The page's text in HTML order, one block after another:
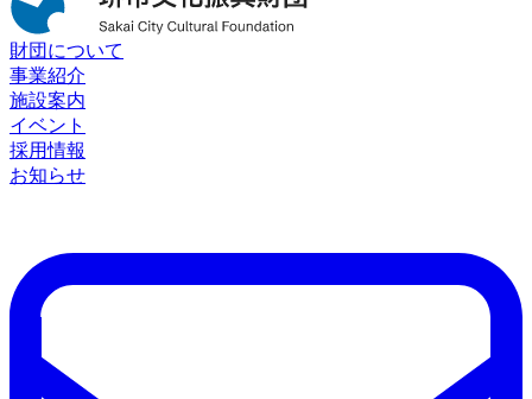
財団について
事業紹介
施設案内
イベント
採用情報
お知らせ